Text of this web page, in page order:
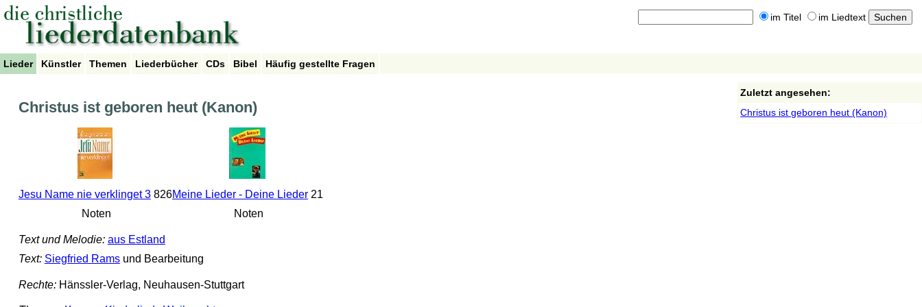
im Titel im Liedtext
Lieder Künstler Themen Liederbücher CDs Bibel Häufig gestellte Fragen
Christus ist geboren heut (Kanon)
Jesu Name nie verklinget 3826
Noten
Meine Lieder - Deine Lieder21
Noten
Text und Melodie: aus Estland
Text: Siegfried Ramsund Bearbeitung
Rechte:Hänssler-Verlag, Neuhausen-Stuttgart
Zuletzt angesehen:
Christus ist geboren heut (Kanon)